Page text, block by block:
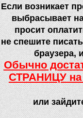
Если возникает
выбрасывает
просит
не спешите
браузера,
Обычно
СТРАНИЦУ на
или